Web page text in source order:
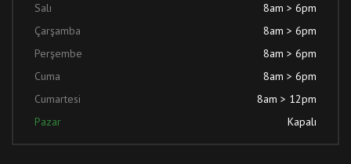
Salı
8am > 6pm
Çarşamba
8am > 6pm
Perşembe
8am > 6pm
Cuma
8am > 6pm
Cumartesi
8am > 12pm
Pazar
Kapalı